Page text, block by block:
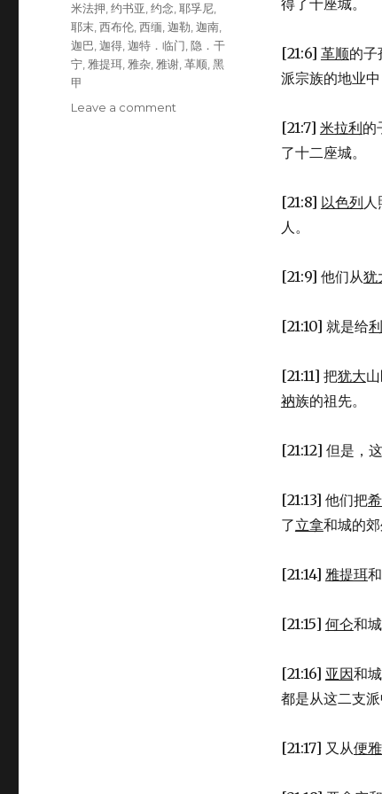
得了十座城。
[21:6] 革顺的子
派宗族的地业中
[21:7] 米拉利的
了十二座城。
[21:8] 以色列
人。
[21:9] 他们从犹
[21:10] 就是给
[21:11] 把犹大
衲族的祖先。
[21:12] 但是，
[21:13] 他们把
了立拿和城的郊
[21:14] 雅提珥
[21:15] 何仑和
[21:16] 亚因和
都是从这二支派
[21:17] 又从便
米法押 ,约书亚 ,约念 ,耶孚尼
耶末 ,西布伦 ,西缅 ,迦勒 ,迦南
迦巴 ,迦得 ,迦特．临门 ,隐．干
宁 雅提珥 雅杂 雅谢 ,革顺 ,黑
甲
Leave a comment